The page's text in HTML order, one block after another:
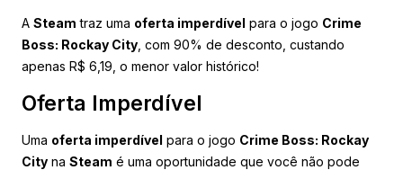
A Steam traz uma oferta imperdível para o jogo Crime
Boss: Rockay City , com 90% de desconto, custando
apenas R$ 6,19, o menor valor histórico!
Oferta Imperdível
Uma oferta imperdível para o jogo Crime Boss: Rockay
City na Steam é uma oportunidade que você não pode